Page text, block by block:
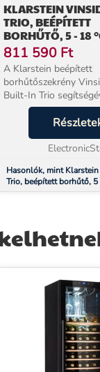
KLARSTEIN
TRIO, BEÉPÍTETT
BORHŰTŐ, 5 - 18
VEZÉRLŐPANEL, FA
POLCOK
811 590 Ft
A Klarstein beépített
borhűtőszekrény
Built-In Trio segítségével
biztosíthatja, hogy
fogyasztáshoz
hőmérsékleten
ideális körülmények
Hasonlók, mint
Trio, beépített borhűtő, 5
érintőképernyős